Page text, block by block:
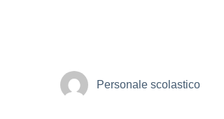
Personale scolastico